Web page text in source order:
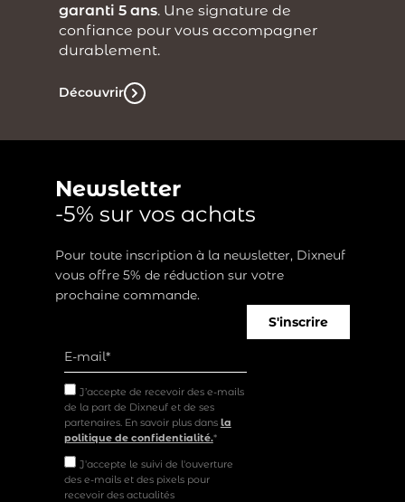
garanti 5 ans. Une signature de
confiance pour vous accompagner
durablement.
Découvrir
Newsletter
-5% sur vos achats
Pour toute inscription à la newsletter, Dixneuf
vous offre 5% de réduction sur votre
prochaine commande.
J’accepte de recevoir des e-mails
de la part de Dixneuf et de ses
partenaires. En savoir plus dans la
politique de confidentialité.*
J'accepte le suivi de l'ouverture
des e-mails et des pixels pour
recevoir des actualités
S'inscrire